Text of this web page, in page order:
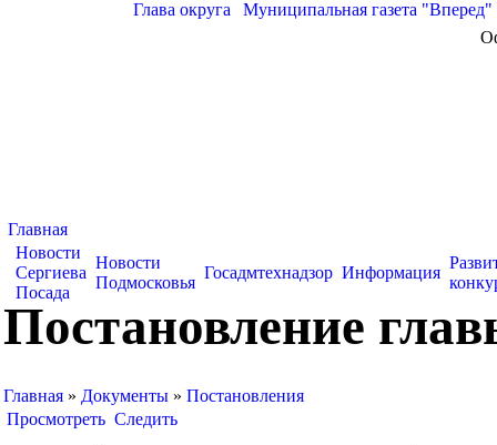
Глава округа Муниципальная газета "Вперед"
Главная
Новости
Сергиева
Посада
Новости
Подмосковья
Госадмтехнадзор Информация
Постановление
Главная » Документы » Постановления
Просмотреть Следить